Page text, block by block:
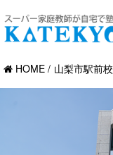
HOME 山梨市駅前校